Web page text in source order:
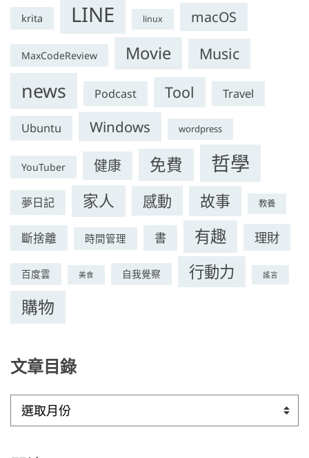
krita LINE linux macOS
MaxCodeReview Movie Music
news Podcast Tool Travel
Ubuntu Windows wordpress
YouTuber 健康 免費 哲學
夢日記 家人 感動 故事 教養
斷捨離 時間管理 書 有趣 理財
百度雲 美食 自我覺察 行動力 謠言
購物
文章目錄
目